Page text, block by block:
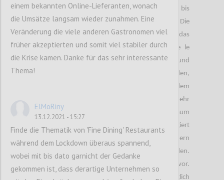
Kunden mussten mitunter mehrere Wochen bis
Monate auf deren Bestellungen warten. Die
Lieferungen hatten immense Auswirkungen auf das
Konsumverhalten der potenziellen Kunden. Vie le
dieser Kunden stornierten ihre Bestellungen aufgrund
der zu langen Lieferzeit. Die meisten dieser Kunden,
wollten aufgrund der schlechten Erfahrung bei dem
entsprechenden Anbieter auch künftig nicht mehr
bestellen. Da die Lieferzeiten derzeit kaum
beeinflussbar sind, muss aus Anbieter Sicht reagiert
werden. Die Lieferzeit muss mit den Verbrauchern
noch vor der Bestellung ehrlich kommuniziert werden.
Versandkommunikation ist wichtiger als je zuvor.
Lieferversprechen sollten so konkret wie möglich
einem bekannten Online-Lieferanten, wonach
die Umsätze langsam wieder zunahmen. Eine
Veränderung die viele anderen Gastronomen viel
früher akzeptierten und somit viel stabiler durch
die Krise kamen. Danke für das sehr interessante
Thema!
ElMoRiny
13.12.2021 - 15:27
Finde die Thematik von 'Fine Dining' Restaurants
während dem Lockdown überaus spannend,
wobei mit bis dato garnicht der Gedanke
gekommen ist, dass derartige Unternehmen so